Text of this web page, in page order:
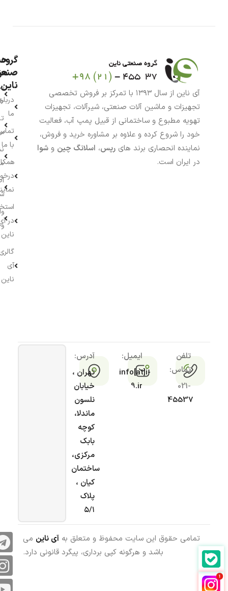
آی ناین از سال ۱۳۹۳ با تمرکز بر فروش تخصصی
تجهیزات و ماشین آلات صنعتی، شیرآلات، تجهیزات
تهویه مطبوع و ساختمانی از قبیل پمپ آب، فعالیت
خود را شروع کرده و علاوه بر مشاوره خرید و فروش،
نماینده انحصاری برند های رپس، اسلانگ چین و شوا
در ایران است.
گروه
ناین
ما
با ما
در
ناین
آی
ناین
تلفن
تماس:
021-
45537
ایمیل:
info[at]i-
9.ir
آدرس:
تهران ،
خیابان
نلسون
ماندلا،
کوچه
بابک
مرکزی،
ساختمان
کیان ،
پلاک
۵/۱
تمامی حقوق این سایت محفوظ و متعلق به آی ناین می
باشد و هرگونه کپی برداری، پیگرد قانونی دارد.